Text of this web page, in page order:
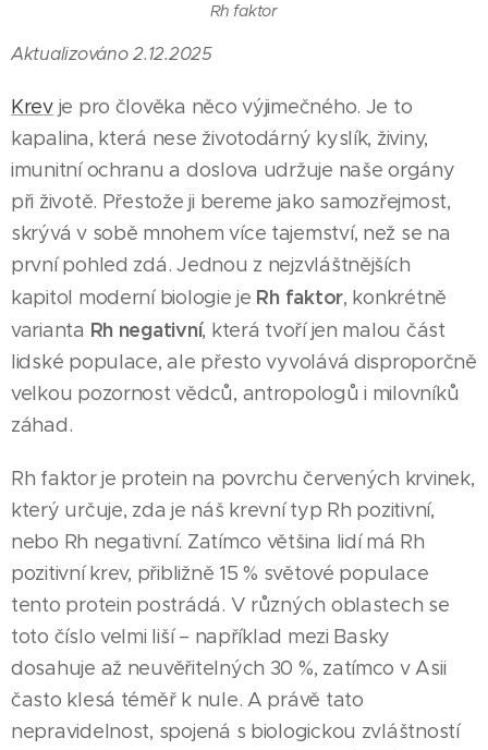
Rh faktor
Aktualizováno 2.12.2025
Krevje pro člověka něco výjimečného. Je to
kapalina, která nese životodárný kyslík, živiny,
imunitní ochranu a doslova udržuje naše orgány
při životě. Přestože ji bereme jako samozřejmost,
skrývá v sobě mnohem více tajemství, než se na
první pohled zdá. Jednou z nejzvláštnějších
kapitol moderní biologie je Rh faktor, konkrétně
varianta Rh negativní, která tvoří jen malou část
lidské populace, ale přesto vyvolává disproporčně
velkou pozornost vědců, antropologů i milovníků
záhad.
Rh faktor je protein na povrchu červených krvinek,
který určuje, zda je náš krevní typ Rh pozitivní,
nebo Rh negativní. Zatímco většina lidí má Rh
pozitivní krev, přibližně 15 % světové populace
tento protein postrádá. V různých oblastech se
toto číslo velmi liší – například mezi Basky
dosahuje až neuvěřitelných 30 %, zatímco v Asii
často klesá téměř k nule. A právě tato
nepravidelnost, spojená s biologickou zvláštností